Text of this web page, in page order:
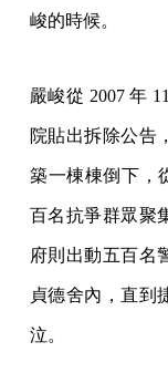
峻的時候。
嚴峻從 2007 年
院貼出拆除公告
築一棟棟倒下，
百名抗爭群眾聚
府則出動五百名
貞德舍內，直到
泣。